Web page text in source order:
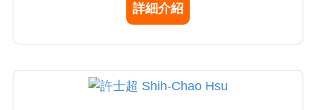
流、腹腔鏡肝臟腫瘤切除； 4) 腹腔鏡胰臟手
醫師亦擅長內視鏡甲狀腺切除術、及達文西機
械手臂輔助手術。
詳細介紹